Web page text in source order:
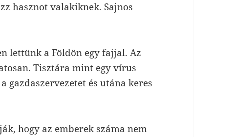
hasznot valakiknek. Sajnos
lettünk a Földön egy fajjal. Az
Tisztára mint egy vírus
gazdaszervezetet és utána keres
hogy az emberek száma nem